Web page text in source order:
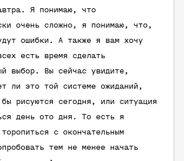
Я понимаю, что
очень сложно, я понимаю, что,
ошибки. А также я вам хочу
есть время сделать
выбор. Вы сейчас увидите,
ли это той системе ожиданий,
рисуются сегодня, или ситуация
день ото дня. То есть я
с окончательным
тем не менее начать